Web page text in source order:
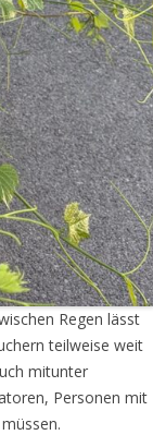
Regen lässt
teilweise weit
mitunter
Personen mit